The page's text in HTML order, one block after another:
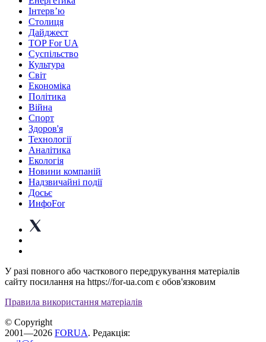
Інтерв’ю
Столиця
Дайджест
TOP For UA
Суспiльство
Культура
Світ
Економіка
Політика
Війна
Спорт
Здоров'я
Технології
Аналітика
Екологія
Новини компаній
Надзвичайні події
Досьє
ИнфоFor
У разі повного або часткового передрукування матеріалів
сайту посилання на https://for-ua.com є обов'язковим
Правила використання матеріалів
© Copyright
2001—2026 FORUA. Редакція: